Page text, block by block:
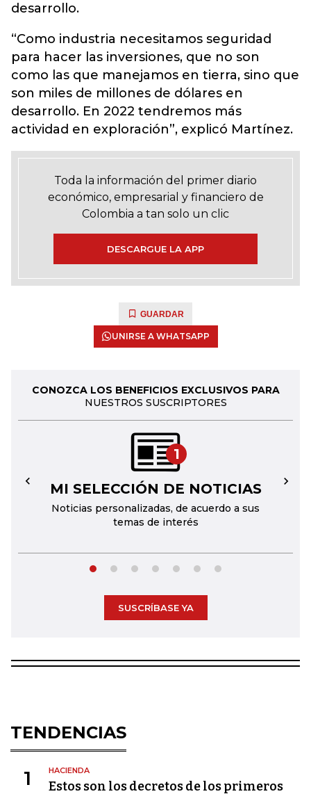
desarrollo.
“Como industria necesitamos seguridad
para hacer las inversiones, que no son
como las que manejamos en tierra, sino que
son miles de millones de dólares en
desarrollo. En 2022 tendremos más
actividad en exploración”, explicó Martínez.
Toda la información del primer diario
económico, empresarial y financiero de
Colombia a tan solo un clic
DESCARGUE LA APP
GUARDAR
UNIRSE A WHATSAPP
CONOZCA LOS BENEFICIOS EXCLUSIVOS PARA
NUESTROS SUSCRIPTORES
1
MI SELECCIÓN DE NOTICIAS
Noticias personalizadas, de acuerdo a sus
temas de interés
← →
SUSCRÍBASE YA
TENDENCIAS
1 HACIENDA
Estos son los decretos de los primeros